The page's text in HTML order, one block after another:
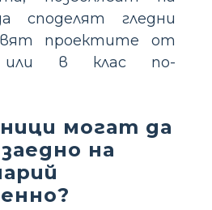
споделят гледни
проектите от
или в клас по-
могат да
на